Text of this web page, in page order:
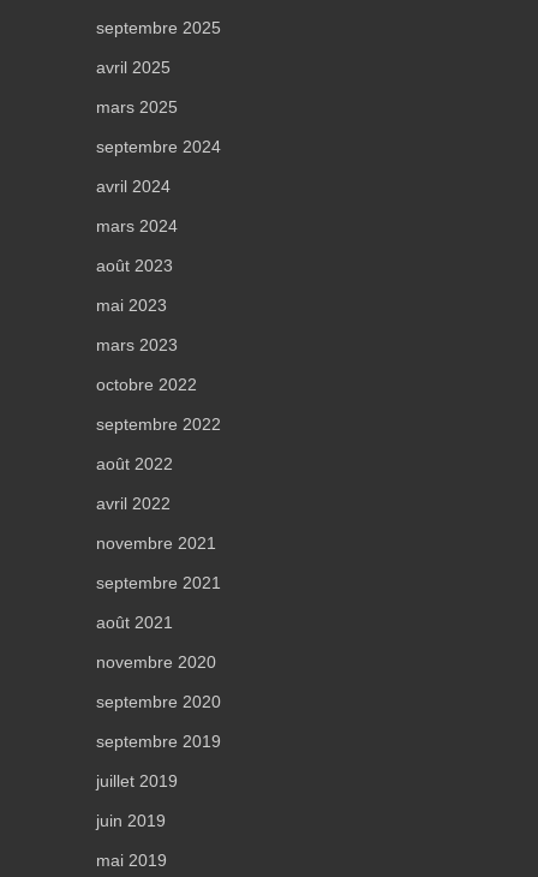
septembre 2025
avril 2025
mars 2025
septembre 2024
avril 2024
mars 2024
août 2023
mai 2023
mars 2023
octobre 2022
septembre 2022
août 2022
avril 2022
novembre 2021
septembre 2021
août 2021
novembre 2020
septembre 2020
septembre 2019
juillet 2019
juin 2019
mai 2019